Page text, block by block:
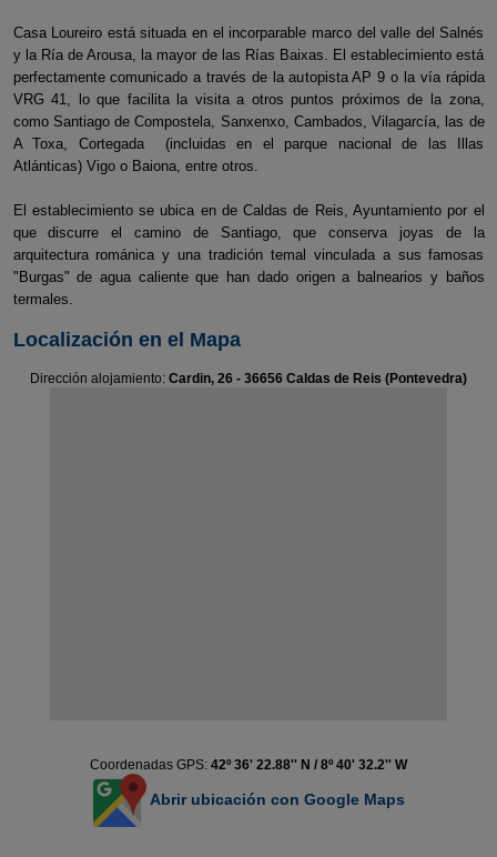
Casa Loureiro está situada en el incorparable marco del valle del Salnés
y la Ría de Arousa, la mayor de las Rías Baixas. El establecimiento está
perfectamente comunicado a través de la autopista AP 9 o la vía rápida
VRG 41, lo que facilita la visita a otros puntos próximos de la zona,
como Santiago de Compostela, Sanxenxo, Cambados, Vilagarcía, las de
A Toxa, Cortegada (incluidas en el parque nacional de las Illas
Atlánticas) Vigo o Baiona, entre otros.
El establecimiento se ubica en de Caldas de Reis, Ayuntamiento por el
que discurre el camino de Santiago, que conserva joyas de la
arquitectura románica y una tradición temal vinculada a sus famosas
"Burgas" de agua caliente que han dado origen a balnearios y baños
termales.
Localización en el Mapa
Dirección alojamiento: Cardin, 26 - 36656 Caldas de Reis (Pontevedra)
Coordenadas GPS: 42º 36' 22.88'' N / 8º 40' 32.2'' W
Abrir ubicación con Google Maps